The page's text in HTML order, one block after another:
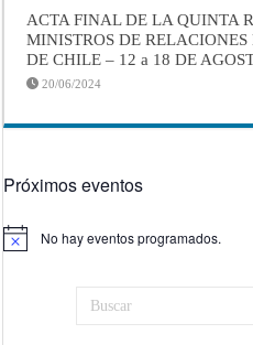
ACTA FINAL DE LA QUINTA
MINISTROS DE
DE CHILE – 12 a 18 DE
20/06/2024
Próximos eventos
Aviso No hay eventos programados.